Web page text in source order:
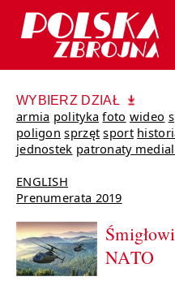
WYBIERZ DZIAŁ
armia polityka foto wideo
poligon sprzęt sport
jednostek patronaty
ENGLISH
Prenumerata 2019
NATO